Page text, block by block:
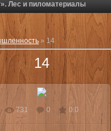
Лес и пиломатериалы
» 14
14
731 0 0.0